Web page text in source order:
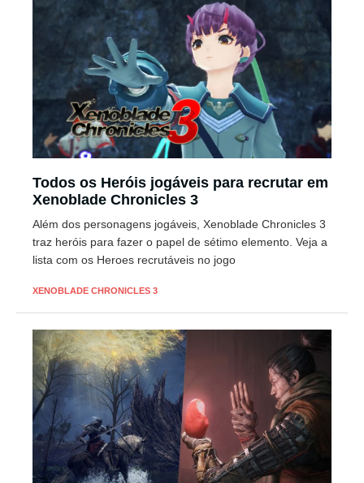
Todos os Heróis jogáveis para recrutar em
Xenoblade Chronicles 3
Além dos personagens jogáveis, Xenoblade Chronicles 3
traz heróis para fazer o papel de sétimo elemento. Veja a
lista com os Heroes recrutáveis no jogo
XENOBLADE CHRONICLES 3